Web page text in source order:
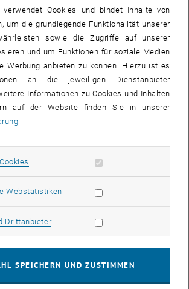
Subseiten von
verschmelzen. Die Fähigkeit, in Echtzeit zu
und einzugreifen, markiert einen
von einer reaktiven, nicht personalisierten
proaktiven, personalisierten Versorgung.
(DK) BioDevXbildet diese Konvergenz
beteiligten Fakultäten und der angehenden
BioDevX
Lab-on-Chip-Systemen und in medizinischen
diagnostizieren als auch dynamisch auf
reagieren können. Das große Interesse an
spiegelt sich in bedeutenden nationalen
wider.
reichen. Die Projekte sind klar miteinander
erhebliche Synergien mit laufenden nationalen
verwendet Cookies und bindet Inhalte von
um die grundlegende Funktionalität unserer
sowie die Zugriffe auf unserer
und um Funktionen für soziale Medien
Werbung anbieten zu können. Hierzu ist es
an die jeweiligen Dienstanbieter
Informationen zu Cookies und Inhalten
auf der Website finden Sie in unserer
.
Erforderliche Cookies zulassen
WebstatistikenStatistik Cookies zulassen
DrittanbieterMarketing Cookies zulassen
SPEICHERN UND ZUSTIMMEN